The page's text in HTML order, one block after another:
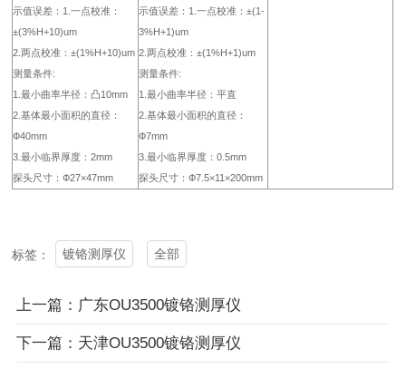
示值误差：1.一点校准：
±(3%H+10)um
2.两点校准：±(1%H+10)um
测量条件:
1.最小曲率半径：凸10mm
2.基体最小面积的直径：
Ф40mm
3.最小临界厚度：2mm
探头尺寸：Ф27×47mm
示值误差：1.一点校准：±(1-
3%H+1)um
2.两点校准：±(1%H+1)um
测量条件:
1.最小曲率半径：平直
2.基体最小面积的直径：
Ф7mm
3.最小临界厚度：0.5mm
探头尺寸：Ф7.5×11×200mm
标签： 镀铬测厚仪 全部
上一篇：广东OU3500镀铬测厚仪
下一篇：天津OU3500镀铬测厚仪